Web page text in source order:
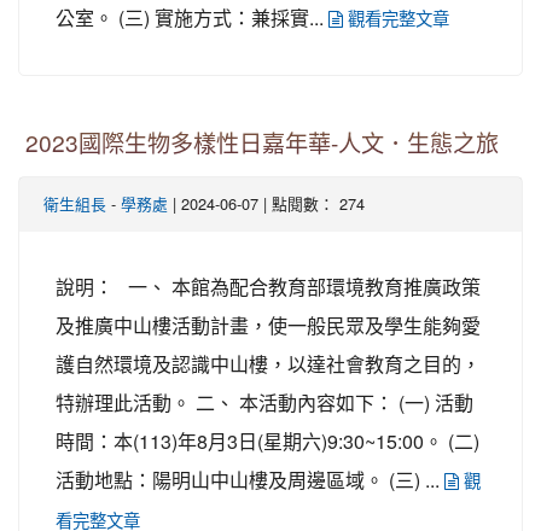
公室。 (三) 實施方式：兼採實...
觀看完整文章
2023國際生物多樣性日嘉年華-人文．生態之旅
衛生組長 - 學務處 | 2024-06-07 | 點閱數： 274
說明： 一、 本館為配合教育部環境教育推廣政策
及推廣中山樓活動計畫，使一般民眾及學生能夠愛
護自然環境及認識中山樓，以達社會教育之目的，
特辦理此活動。 二、 本活動內容如下： (一) 活動
時間：本(113)年8月3日(星期六)9:30~15:00。 (二)
活動地點：陽明山中山樓及周邊區域。 (三) ...
觀
看完整文章